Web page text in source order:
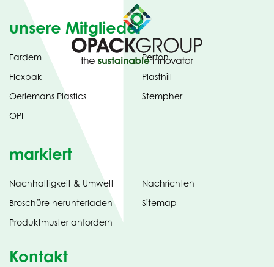
unsere Mitglieder
Fardem
Flexpak
Oerlemans Plastics
OPI
Perfon
Plasthill
Stempher
markiert
Nachhaltigkeit & Umwelt
Broschüre herunterladen(opens
in
new
Produktmuster anfordern
Nachrichten
Sitemap
Kontakt